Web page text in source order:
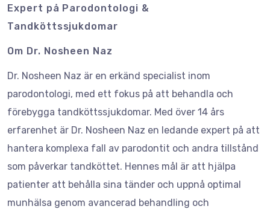
Expert på Parodontologi &
Tandköttssjukdomar
Om Dr. Nosheen Naz
Dr. Nosheen Naz är en erkänd specialist inom
parodontologi, med ett fokus på att behandla och
förebygga tandköttssjukdomar. Med över 14 års
erfarenhet är Dr. Nosheen Naz en ledande expert på att
hantera komplexa fall av parodontit och andra tillstånd
som påverkar tandköttet. Hennes mål är att hjälpa
patienter att behålla sina tänder och uppnå optimal
munhälsa genom avancerad behandling och